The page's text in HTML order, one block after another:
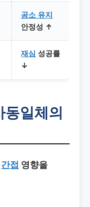
공소 유지
안정성 ↑
재심 성공률
↓
동일체의
간접 영향을